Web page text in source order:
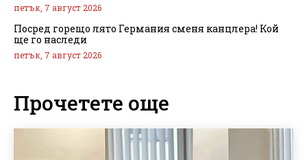
петък, 7 август 2026
Посред горещо лято Германия сменя канцлера! Кой
ще го наследи
петък, 7 август 2026
Прочетете още